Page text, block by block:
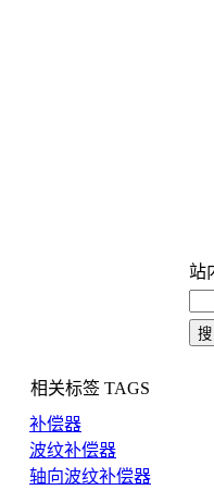
站
相关标签 TAGS
补偿器
波纹补偿器
轴向波纹补偿器